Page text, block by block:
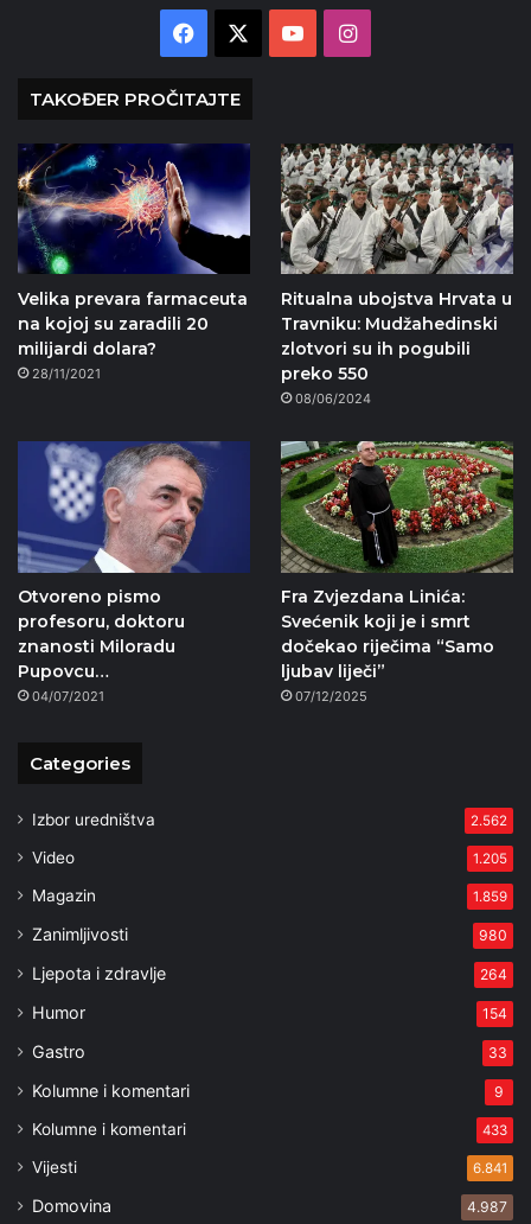
Facebook YouTubeInstagram
TAKOĐER PROČITAJTE
Velika prevara farmaceuta
na kojoj su zaradili 20
milijardi dolara?
28/11/2021
Ritualna ubojstva Hrvata u
Travniku: Mudžahedinski
zlotvori su ih pogubili
preko 550
08/06/2024
Otvoreno pismo
profesoru, doktoru
znanosti Miloradu
Pupovcu…
04/07/2021
Fra Zvjezdana Linića:
Svećenik koji je i smrt
dočekao riječima “Samo
ljubav liječi”
07/12/2025
Categories
Izbor uredništva 2.562
Video 1.205
Magazin 1.859
Zanimljivosti 980
Ljepota i zdravlje 264
Humor 154
Gastro 33
Kolumne i komentari 9
Kolumne i komentari 433
Vijesti 6.841
Domovina 4.987